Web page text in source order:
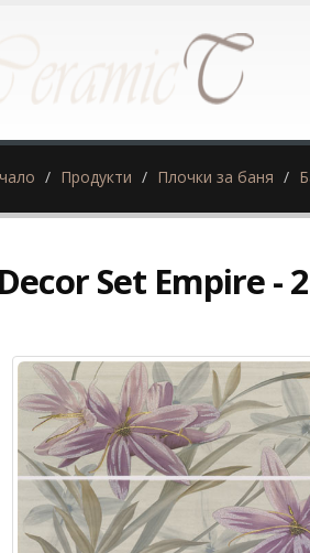
Продукти Плочки за баня
Decor Set Empire -